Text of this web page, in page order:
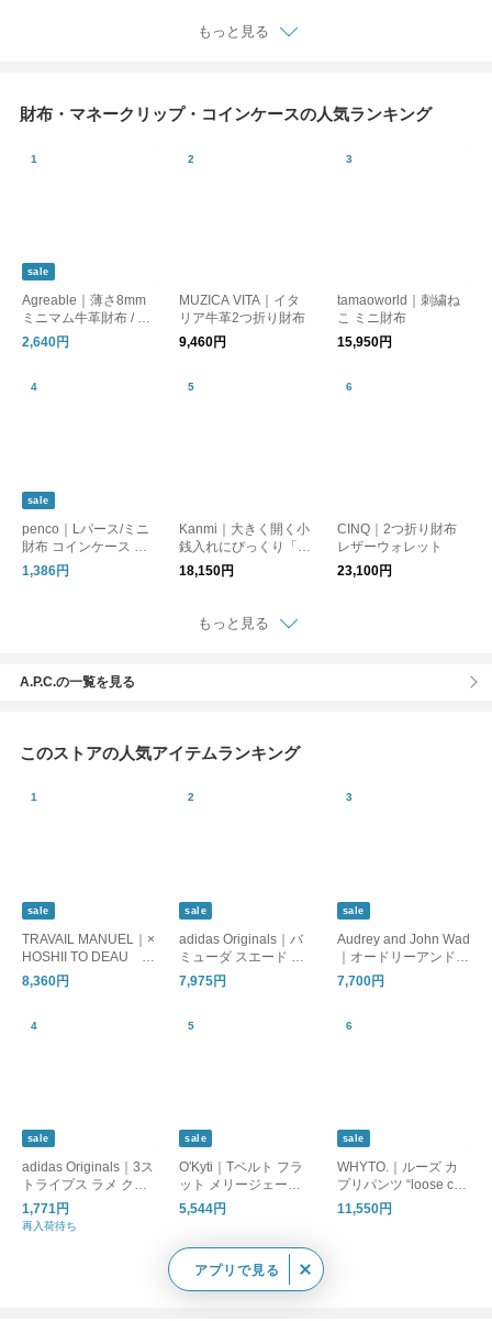
o-lzlong-w
もっと見る
財布・マネークリップ・コインケースの人気ランキング
sale
Agreable｜薄さ8mm
ミニマム牛革財布 / フ
ラットで嵩張りにくい
本革 ミニ財布
2,640円
MUZICA VITA｜イタ
リア牛革2つ折り財布
9,460円
tamaoworld｜刺繍ね
こ ミニ財布
15,950円
sale
penco｜Lパース/ミニ
財布 コインケース カ
ードケース
1,386円
Kanmi｜大きく開く小
銭入れにびっくり「キ
ャンディ BOX ショ
ートウォレット」【W
18,150円
CINQ｜2つ折り財布
レザーウォレット
23,100円
もっと見る
A.P.C.の一覧を見る
このストアの人気アイテムランキング
sale
TRAVAIL MANUEL｜×
HOSHII TO DEAU ar
anciato別注 強撚 クー
ル天竺 アンダー ジョ
-same1-fn
8,360円
sale
adidas Originals｜バ
ミューダ スエード ス
ニーカー BRMD W br
md-w
7,975円
sale
Audrey and John Wad
｜オードリーアンドジ
ョンワッド コットン
ダブルシルケット天竺
オーバー l6955
7,700円
sale
adidas Originals｜3ス
トライプス ラメ クル
ーソックス 靴下 2足セ
ット 3 STRIPES GLIT
1,771円
再入荷待ち
sale
O'Kyti｜Tベルト フラ
ット メリージェーン
シューズ 6700
5,544円
sale
WHYTO.｜ルーズ カ
プリパンツ “loose cap
ri pants” wht26hpt406
11,550円
もっと見る
アプリで見る